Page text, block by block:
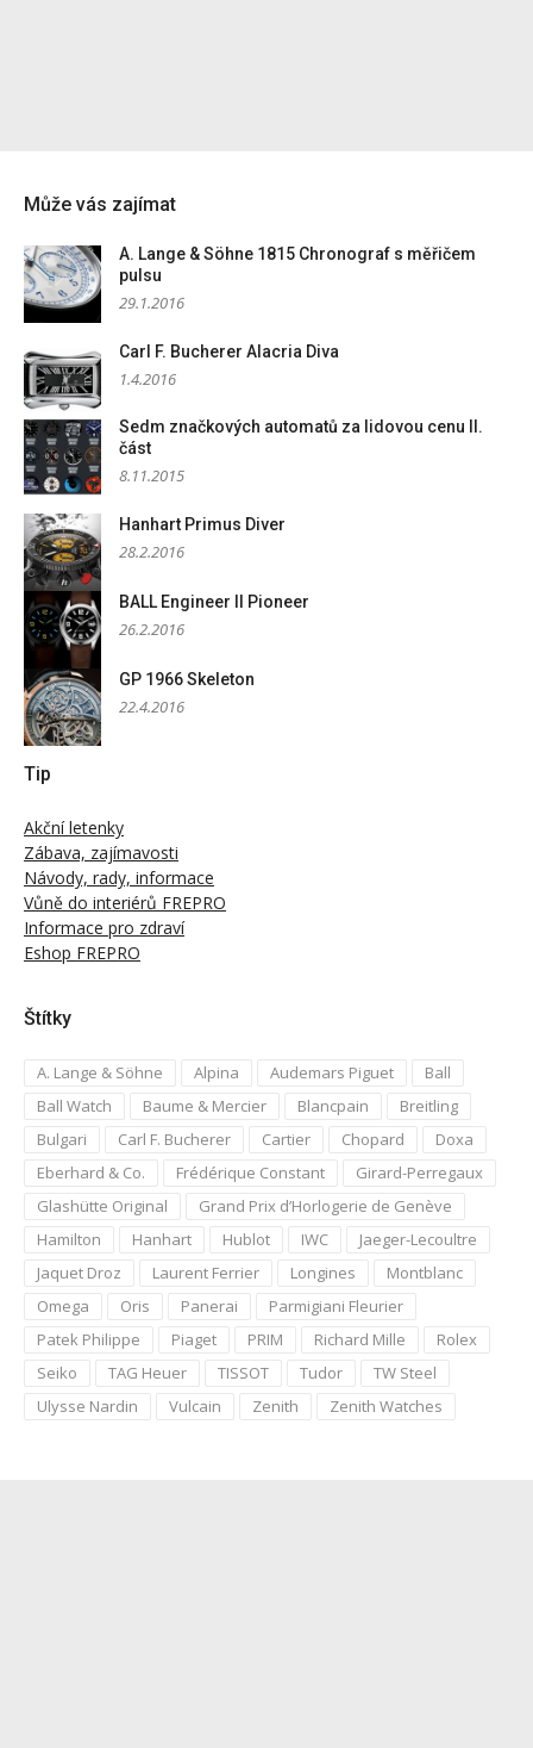
Může vás zajímat
A. Lange & Söhne 1815 Chronograf s měřičem
pulsu
29.1.2016
Carl F. Bucherer Alacria Diva
1.4.2016
Sedm značkových automatů za lidovou cenu II.
část
8.11.2015
Hanhart Primus Diver
28.2.2016
BALL Engineer II Pioneer
26.2.2016
GP 1966 Skeleton
22.4.2016
Tip
Akční letenky
Zábava, zajímavosti
Návody, rady, informace
Vůně do interiérů FREPRO
Informace pro zdraví
Eshop FREPRO
Štítky
A. Lange & Söhne Alpina Audemars Piguet
Ball
Ball Watch
Baume & Mercier Blancpain
Breitling
Bulgari
Carl F. Bucherer Cartier Chopard
Doxa
Eberhard & Co.
Frédérique Constant
Girard-Perregaux
Glashütte Original
Grand Prix d’Horlogerie de Genève
Hamilton
Hanhart Hublot IWC
Jaeger-Lecoultre
Jaquet Droz
Laurent Ferrier Longines
Montblanc
Omega
Oris Panerai
Parmigiani Fleurier
Patek Philippe
Piaget PRIM Richard Mille
Rolex
Seiko
TAG Heuer TISSOT Tudor
TW Steel
Ulysse Nardin
Vulcain Zenith Zenith Watches